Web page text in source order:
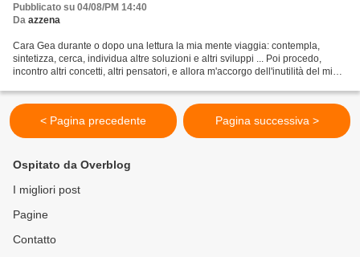
Pubblicato su 04/08/PM 14:40
Da azzena
Cara Gea durante o dopo una lettura la mia mente viaggia: contempla,
sintetizza, cerca, individua altre soluzioni e altri sviluppi ... Poi procedo,
incontro altri concetti, altri pensatori, e allora m'accorgo dell'inutilità del mio
< Pagina precedente Pagina successiva >
Ospitato da Overblog
I migliori post
Pagine
Contatto